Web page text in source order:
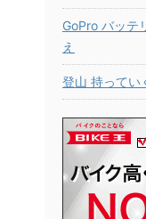
GoPro バッテ
え
登山 持ってい